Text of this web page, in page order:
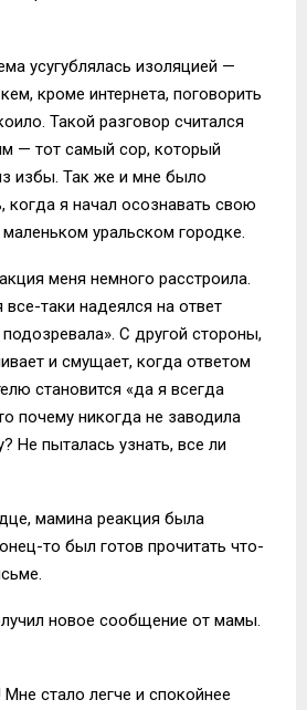
усугублялась изоляцией —
кроме интернета, поговорить
Такой разговор считался
— тот самый сор, который
избы. Так же и мне было
когда я начал осознавать свою
уральском городке.
меня немного расстроила.
все-таки надеялся на ответ
С другой стороны,
и смущает, когда ответом
становится «да я всегда
почему никогда не заводила
Не пыталась узнать, все ли
мамина реакция была
то был готов прочитать что-
новое сообщение от мамы.
Мне стало легче и спокойнее